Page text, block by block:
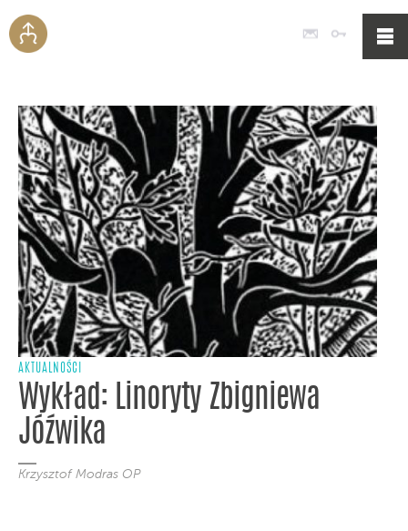
Poczta
AKTUALNOŚCI
Wykład: Linoryty Zbigniewa
Jóźwika
Krzysztof Modras OP